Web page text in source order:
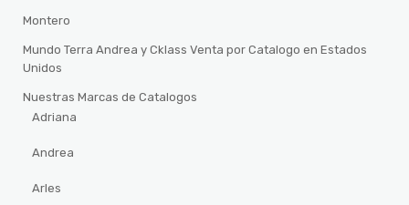
Montero
Mundo Terra Andrea y Cklass Venta por Catalogo en Estados
Unidos
Nuestras Marcas de Catalogos
Adriana
Andrea
Arles